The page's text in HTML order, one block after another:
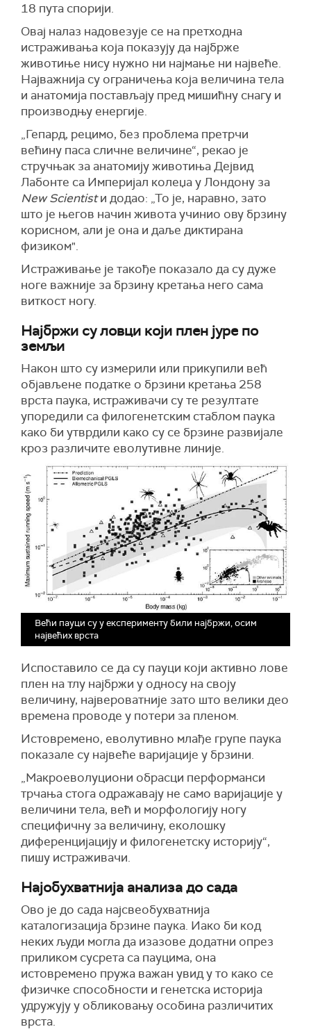
18 пута спорији.
Овај налаз надовезује се на претходна
истраживања која показују да најбрже
животиње нису нужно ни најмање ни највеће.
Најважнија су ограничења која величина тела
и анатомија постављају пред мишићну снагу и
производњу енергије.
„Гепард, рецимо, без проблема претрчи
већину паса сличне величине“, рекао је
стручњак за анатомију животиња Дејвид
Лабонте са Империјал колеџа у Лондону за
New Scientistи додао: „То је, наравно, зато
што је његов начин живота учинио ову брзину
корисном, али је она и даље диктирана
физиком".
Истраживање је такође показало да су дуже
ноге важније за брзину кретања него сама
виткост ногу.
Најбржи су ловци који плен јуре по
земљи
Након што су измерили или прикупили већ
објављене податке о брзини кретања 258
врста паука, истраживачи су те резултате
упоредили са филогенетским стаблом паука
како би утврдили како су се брзине развијале
кроз различите еволутивне линије.
Већи пауци су у експерименту били најбржи, осим
највећих врста
Испоставило се да су пауци који активно лове
плен на тлу најбржи у односу на своју
величину, највероватније зато што велики део
времена проводе у потери за пленом.
Истовремено, еволутивно млађе групе паука
показале су највеће варијације у брзини.
„Макроеволуциони обрасци перформанси
трчања стога одражавају не само варијације у
величини тела, већ и морфологију ногу
специфичну за величину, еколошку
диференцијацију и филогенетску историју“,
пишу истраживачи.
Најобухватнија анализа до сада
Ово је до сада најсвеобухватнија
каталогизација брзине паука. Иако би код
неких људи могла да изазове додатни опрез
приликом сусрета са пауцима, она
истовремено пружа важан увид у то како се
физичке способности и генетска историја
удружују у обликовању особина различитих
врста.